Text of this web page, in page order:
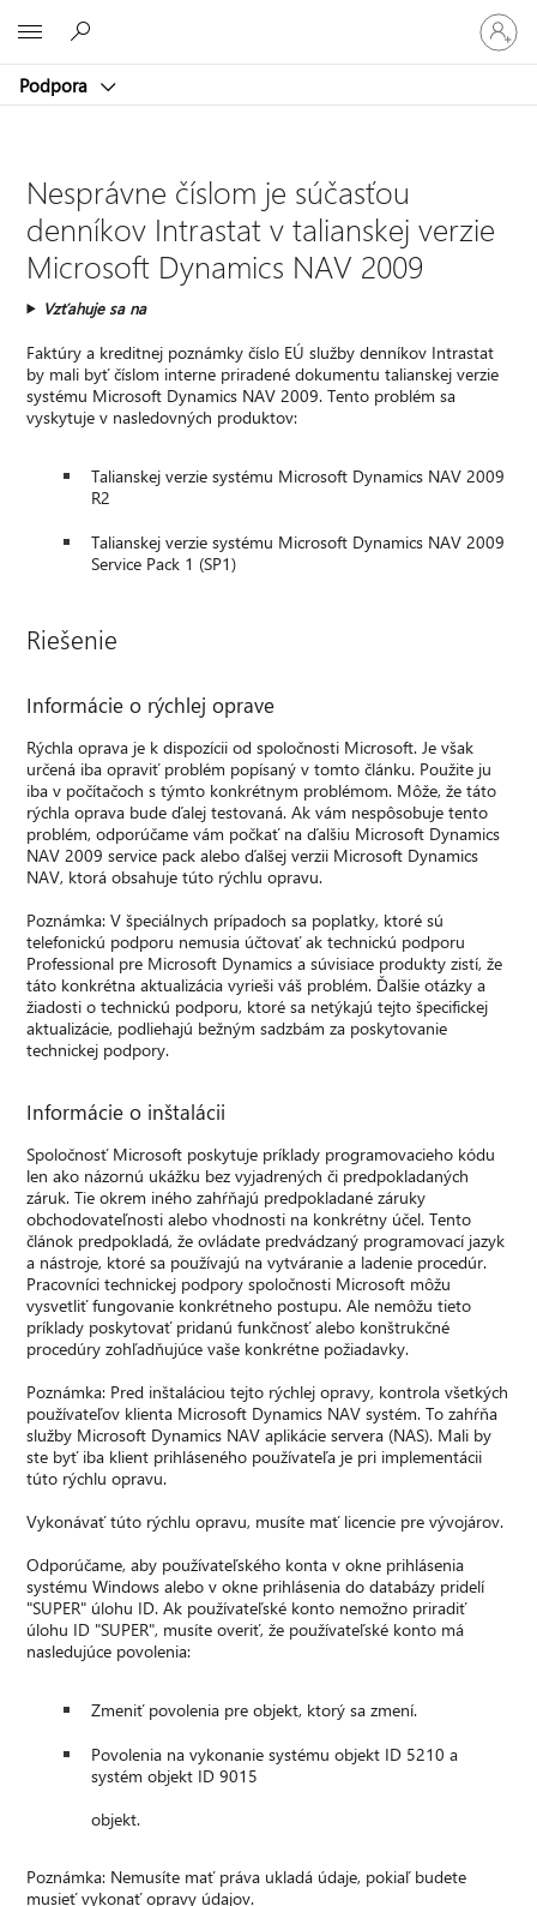
Podpora
Prihláste
sa
k
kontu
Nesprávne číslom je súčasťou
denníkov Intrastat v talianskej verzie
Microsoft Dynamics NAV 2009
Vzťahuje sa na
Faktúry a kreditnej poznámky číslo EÚ služby denníkov Intrastat
by mali byť číslom interne priradené dokumentu talianskej verzie
systému Microsoft Dynamics NAV 2009. Tento problém sa
vyskytuje v nasledovných produktov:
Talianskej verzie systému Microsoft Dynamics NAV 2009
R2
Talianskej verzie systému Microsoft Dynamics NAV 2009
Service Pack 1 (SP1)
Riešenie
Informácie o rýchlej oprave
Rýchla oprava je k dispozícii od spoločnosti Microsoft. Je však
určená iba opraviť problém popísaný v tomto článku. Použite ju
iba v počítačoch s týmto konkrétnym problémom. Môže, že táto
rýchla oprava bude ďalej testovaná. Ak vám nespôsobuje tento
problém, odporúčame vám počkať na ďalšiu Microsoft Dynamics
NAV 2009 service pack alebo ďalšej verzii Microsoft Dynamics
NAV, ktorá obsahuje túto rýchlu opravu.
Poznámka: V špeciálnych prípadoch sa poplatky, ktoré sú
telefonickú podporu nemusia účtovať ak technickú podporu
Professional pre Microsoft Dynamics a súvisiace produkty zistí, že
táto konkrétna aktualizácia vyrieši váš problém. Ďalšie otázky a
žiadosti o technickú podporu, ktoré sa netýkajú tejto špecifickej
aktualizácie, podliehajú bežným sadzbám za poskytovanie
technickej podpory.
Informácie o inštalácii
Spoločnosť Microsoft poskytuje príklady programovacieho kódu
len ako názornú ukážku bez vyjadrených či predpokladaných
záruk. Tie okrem iného zahŕňajú predpokladané záruky
obchodovateľnosti alebo vhodnosti na konkrétny účel. Tento
článok predpokladá, že ovládate predvádzaný programovací jazyk
a nástroje, ktoré sa používajú na vytváranie a ladenie procedúr.
Pracovníci technickej podpory spoločnosti Microsoft môžu
vysvetliť fungovanie konkrétneho postupu. Ale nemôžu tieto
príklady poskytovať pridanú funkčnosť alebo konštrukčné
procedúry zohľadňujúce vaše konkrétne požiadavky.
Poznámka: Pred inštaláciou tejto rýchlej opravy, kontrola všetkých
používateľov klienta Microsoft Dynamics NAV systém. To zahŕňa
služby Microsoft Dynamics NAV aplikácie servera (NAS). Mali by
ste byť iba klient prihláseného používateľa je pri implementácii
túto rýchlu opravu.
Vykonávať túto rýchlu opravu, musíte mať licencie pre vývojárov.
Odporúčame, aby používateľského konta v okne prihlásenia
systému Windows alebo v okne prihlásenia do databázy pridelí
"SUPER" úlohu ID. Ak používateľské konto nemožno priradiť
úlohu ID "SUPER", musíte overiť, že používateľské konto má
nasledujúce povolenia:
Zmeniť povolenia pre objekt, ktorý sa zmení.
Povolenia na vykonanie systému objekt ID 5210 a
systém objekt ID 9015
objekt.
Poznámka: Nemusíte mať práva ukladá údaje, pokiaľ budete
musieť vykonať opravy údajov.